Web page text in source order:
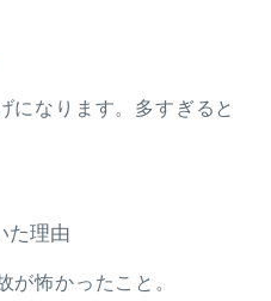
になります。多すぎると
た理由
が怖かったこと。